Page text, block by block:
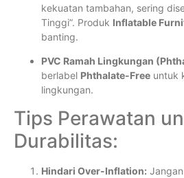
kekuatan tambahan, sering
Tinggi”. Produk Inflatable
banting.
PVC Ramah Lingkungan
berlabel Phthalate-Free untuk
lingkungan.
Tips Perawatan
Durabilitas:
Hindari Over-Inflation: